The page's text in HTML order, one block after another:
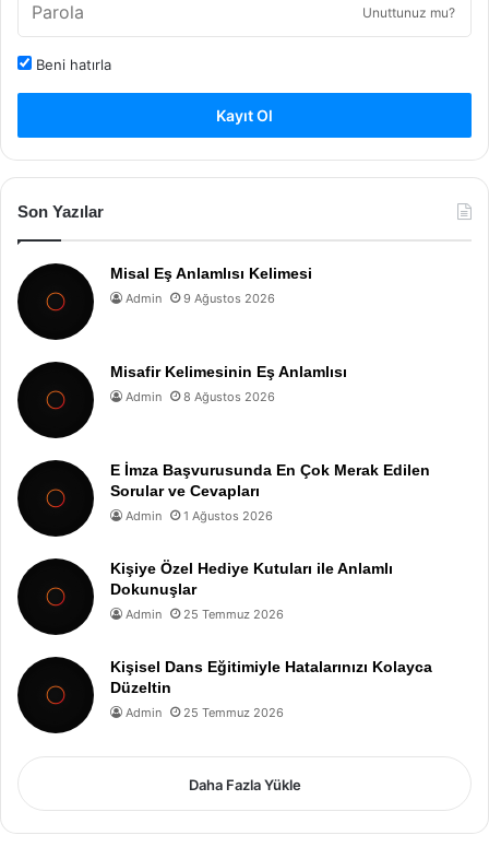
Unuttunuz mu?
Beni hatırla
Kayıt Ol
Son Yazılar
Misal Eş Anlamlısı Kelimesi
Admin 9 Ağustos 2026
Misafir Kelimesinin Eş Anlamlısı
Admin 8 Ağustos 2026
E İmza Başvurusunda En Çok Merak Edilen
Sorular ve Cevapları
Admin 1 Ağustos 2026
Kişiye Özel Hediye Kutuları ile Anlamlı
Dokunuşlar
Admin 25 Temmuz 2026
Kişisel Dans Eğitimiyle Hatalarınızı Kolayca
Düzeltin
Admin 25 Temmuz 2026
Daha Fazla Yükle